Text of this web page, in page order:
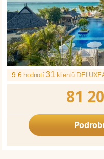
9.6 hodnotí31 klientů
81